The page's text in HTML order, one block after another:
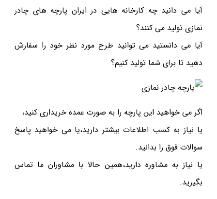
آیا می دانید چه کارخانه هایی در ایران پارچه های چادر
نمازی تولید می کنند؟
آیا می دانستید می توانید طرح مورد نظر خود را سفارش
دهید تا برای شما تولید کنیم؟
اگر می خواهید این پارچه را به صورت عمده خریداری کنید،
یا نیاز به کسب اطلاعات بیشتر دارید،یا می خواهید پاسخ
سوالات فوق را بدانید.
یا نیاز به مشاوره دارید،همین حالا با مشاوران ما تماس
بگیرید.